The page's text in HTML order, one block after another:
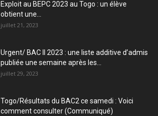
Exploit au BEPC 2023 au Togo : un élève
obtient une...
juillet 21, 2023
Urgent/ BAC II 2023 : une liste additive d’admis
publiée une semaine après les...
juillet 29, 2023
Togo/Résultats du BAC2 ce samedi : Voici
comment consulter (Communiqué)